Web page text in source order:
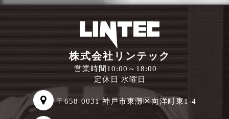
株式会社リンテック
営業時間10:00～18:00
定休日 水曜日
〒658-0031 神戸市東灘区向洋町東1-4